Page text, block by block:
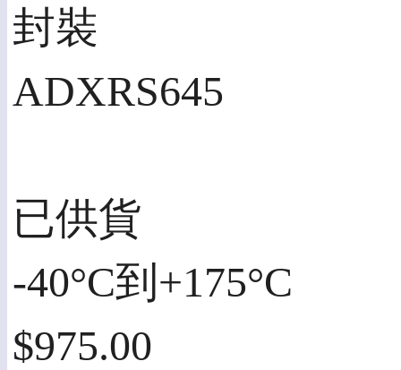
封裝
ADXRS645
已供貨
-40°C到+175°C
$975.00